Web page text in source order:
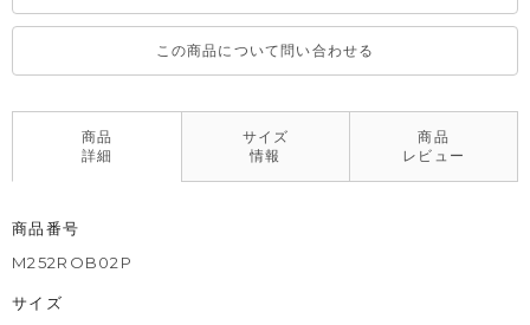
この商品について問い合わせる
商品
詳細
サイズ
情報
商品
レビュー
商品番号
M252ROB02P
サイズ